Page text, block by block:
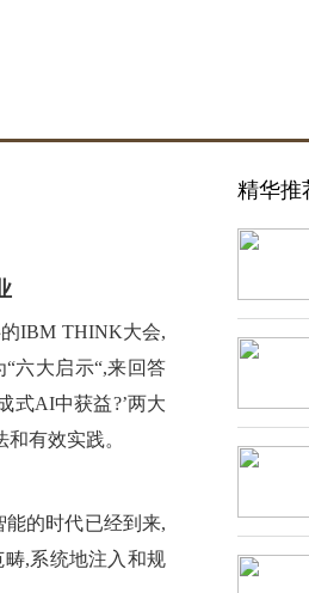
IBM THINK大会,
六大启示“,来回答
式AI中获益?’两大
有效实践。
的时代已经到来,
,系统地注入和规
精华推